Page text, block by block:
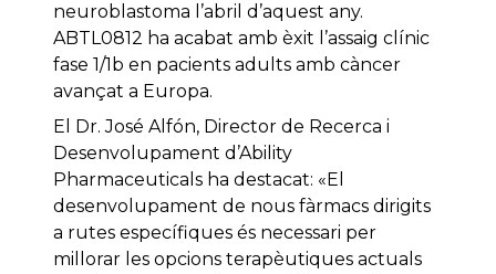
neuroblastoma l’abril d’aquest any.
ABTL0812 ha acabat amb èxit l’assaig clínic
fase 1/1b en pacients adults amb càncer
avançat a Europa.
El Dr. José Alfón, Director de Recerca i
Desenvolupament d’Ability
Pharmaceuticals ha destacat: «El
desenvolupament de nous fàrmacs dirigits
a rutes específiques és necessari per
millorar les opcions terapèutiques actuals